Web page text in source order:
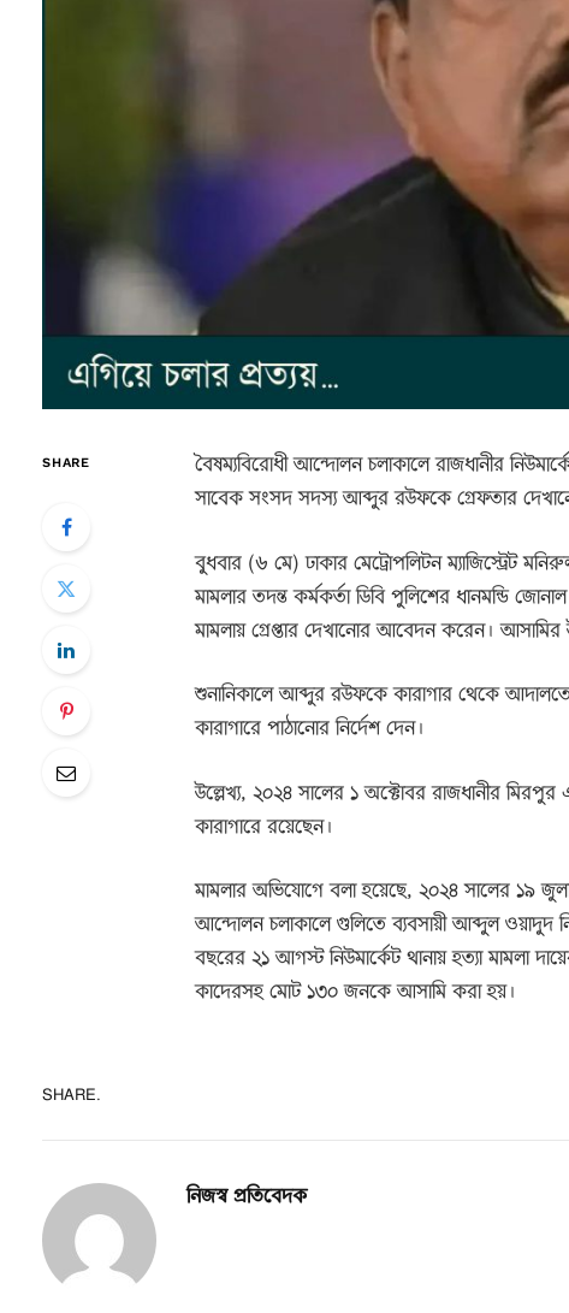
SHARE
বৈষম্যবিরোধী আন্দোলন চলাকালে রাজধানীর
সাবেক সংসদ সদস্য আব্দুর রউফকে গ্রেফতার
বুধবার (৬ মে) ঢাকার মেট্রোপলিটন ম্যাজিস্ট্রেট
মামলার তদন্ত কর্মকর্তা ডিবি পুলিশের ধানমন্ডি
মামলায় গ্রেপ্তার দেখানোর আবেদন করেন। আসামির
শুনানিকালে আব্দুর রউফকে কারাগার থেকে
কারাগারে পাঠানোর নির্দেশ দেন।
উল্লেখ্য, ২০২৪ সালের ১ অক্টোবর রাজধানীর
কারাগারে রয়েছেন।
মামলার অভিযোগে বলা হয়েছে, ২০২৪ সালের ১৯
আন্দোলন চলাকালে গুলিতে ব্যবসায়ী আব্দুল
বছরের ২১ আগস্ট নিউমার্কেট থানায় হত্যা মামলা
কাদেরসহ মোট ১৩০ জনকে আসামি করা হয়।
SHARE.
নিজস্ব প্রতিবেদক